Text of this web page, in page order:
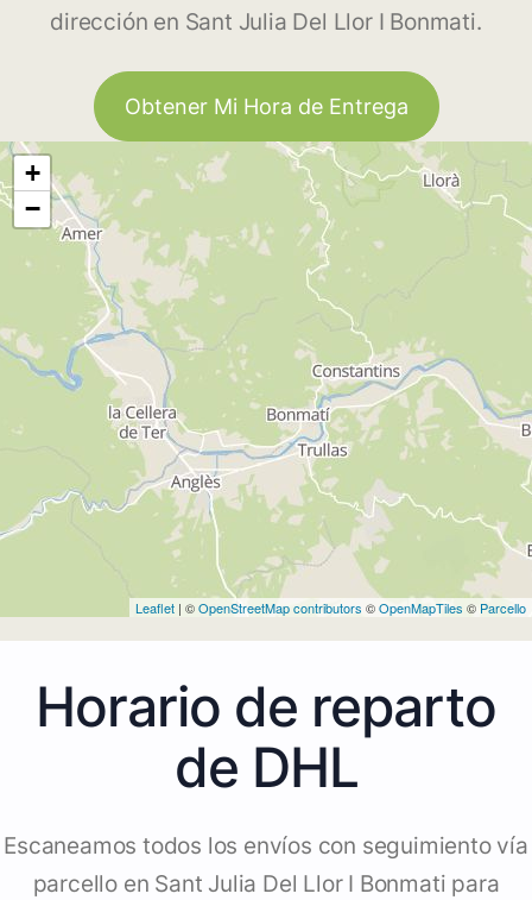
dirección en Sant Julia Del Llor I Bonmati.
Obtener Mi Hora de Entrega
+
−
Leaflet | ©OpenStreetMap contributors ©OpenMapTiles © Parcello
Horario de reparto
de DHL
Escaneamos todos los envíos con seguimiento vía
parcello en Sant Julia Del Llor I Bonmati para